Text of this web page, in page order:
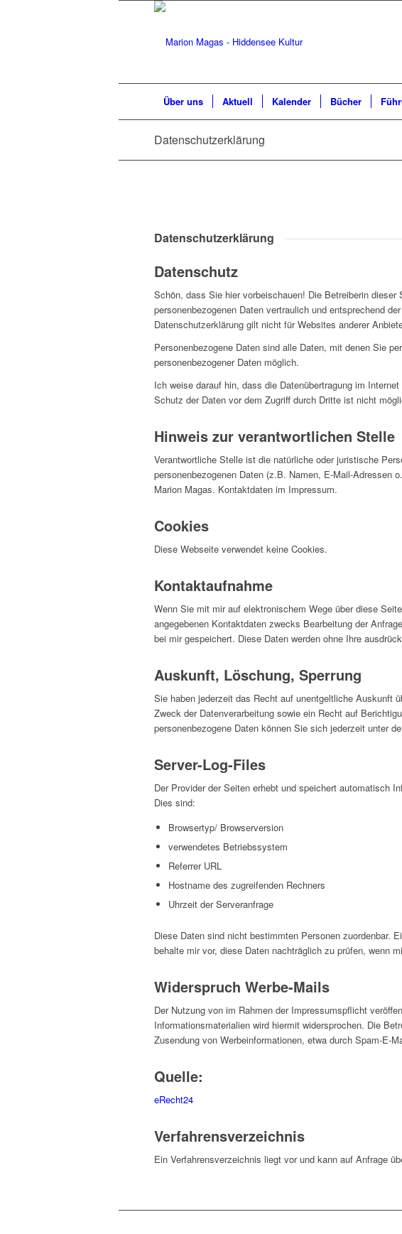
Über uns Aktuell Kalender Bücher
Datenschutzerklärung
Datenschutzerklärung
Datenschutz
Schön, dass Sie hier vorbeischauen! Die Betreiberin
personenbezogenen Daten vertraulich und entsprechend
Datenschutzerklärung gilt nicht für Websites anderer
Personenbezogene Daten sind alle Daten, mit denen Sie
personenbezogener Daten möglich.
Ich weise darauf hin, dass die Datenübertragung im
Schutz der Daten vor dem Zugriff durch Dritte ist nicht
Hinweis zur verantwortlichen Stelle
Verantwortliche Stelle ist die natürliche oder juristische
personenbezogenen Daten (z.B. Namen, E-Mail-Adressen
Marion Magas. Kontaktdaten im Impressum.
Cookies
Diese Webseite verwendet keine Cookies.
Kontaktaufnahme
Wenn Sie mit mir auf elektronischem Wege über diese
angegebenen Kontaktdaten zwecks Bearbeitung der
bei mir gespeichert. Diese Daten werden ohne Ihre
Auskunft, Löschung, Sperrung
Sie haben jederzeit das Recht auf unentgeltliche Auskunft
Zweck der Datenverarbeitung sowie ein Recht auf
personenbezogene Daten können Sie sich jederzeit unter
Server-Log-Files
Der Provider der Seiten erhebt und speichert automatisch
Dies sind:
Browsertyp/ Browserversion
verwendetes Betriebssystem
Referrer URL
Hostname des zugreifenden Rechners
Uhrzeit der Serveranfrage
Diese Daten sind nicht bestimmten Personen zuordenbar.
behalte mir vor, diese Daten nachträglich zu prüfen, wenn
Widerspruch Werbe-Mails
Der Nutzung von im Rahmen der Impressumspflicht
Informationsmaterialien wird hiermit widersprochen. Die
Zusendung von Werbeinformationen, etwa durch Spam-E-
Quelle:
eRecht24
Verfahrensverzeichnis
Ein Verfahrensverzeichnis liegt vor und kann auf Anfrage